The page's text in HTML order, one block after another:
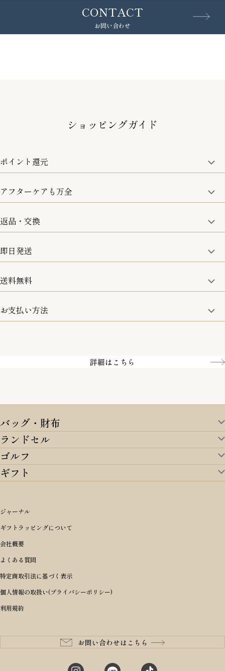
CONTACT
お問い合わせ
ショッピングガイド
ポイント還元
商品金額の10%をポイント還元いたします。
アフターケアも万全
取り扱い商品はすべて正規品となります。
修理などのご相談に関しましては、責任を持って対応させてい
ただきます。
返品・交換
8日以内なら、返品・交換も可能です。
即日発送
15:00までのご注文は即日発送
お取寄せ商品を除く
送料無料
5,500円(税込)以上で全国送料無料となります。
お支払い方法
詳細はこちら
バッグ・財布
バッグ・財布TOP
すべてを見る
アイテムから選ぶ
リュックサック・デイパック・バックパック
ショルダーバッグ
ボディバッグ・ウエストバッグ
長財布
二つ折り財布
三つ折り財布
コインケース・小銭入れ
m＋ エムピウ
PORTER 吉田カバン ポーター
BRIEFING ブリーフィング
Dakota ダコタ
CLEDRAN クレドラン
aniary アニアリ
CIE シー
StitchandSew ステッチアンドソー
ランドセル
ランドセルTOP
すべてを見る
オリジナルランドセル
女の子ランドセル
男の子ランドセル
ランドセル小物・その他
レッド
ピンク
パープル(ラベンダー)
キャメル
価格から選ぶ
〜49,999円
50,000円〜59,999円
60,000円〜69,999円
70,000円〜79,999円
80,000円〜
ゴルフ
ゴルフTOP
アイテムから選ぶ
キャディバッグ
ヘッドカバー
ゴルフ小物
ゴルフウェア/アクセサリー
ブランドから選ぶ
BRIEFING ブリーフィング
master-piece マスターピース
JONES ジョーンズ
木の庄帆布
ギフト
シーンから探す
誕生日
結婚祝い
出産祝い
入学・進学祝い
成人祝い
就職・栄転祝い
長寿・還暦祝い
性別・年齢から探す
男性向け
女性向け
10代
20代
30代
予算から探す
〜4,999円
5,000円〜9,999円
10,000円〜19,999円
20,000円〜29,999円
ジャーナル
ギフトラッピングについて
会社概要
よくある質問
特定商取引法に基づく表示
個人情報の取扱い(プライバシーポリシー)
利用規約
お問い合わせはこちら